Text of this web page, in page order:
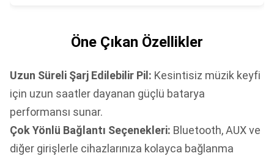
Öne Çıkan Özellikler
Uzun Süreli Şarj Edilebilir Pil: Kesintisiz müzik keyfi
için uzun saatler dayanan güçlü batarya
performansı sunar.
Çok Yönlü Bağlantı Seçenekleri: Bluetooth, AUX ve
diğer girişlerle cihazlarınıza kolayca bağlanma